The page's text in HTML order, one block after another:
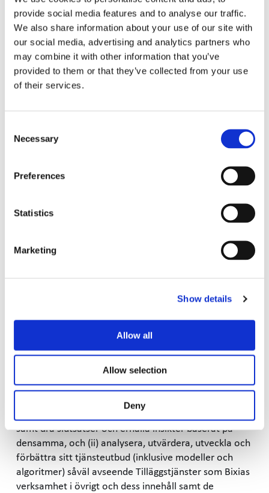
provide social media features and to analyse our traffic.
We also share information about your use of our site with
our social media, advertising and analytics partners who
may combine it with other information that you’ve
provided to them or that they’ve collected from your use
of their services.
Selection
Necessary
Preferences
Statistics
Marketing
Show details
Allow all
Allow selection
Deny
I förekommande fall, beroende på vilken eller vilka
Tilläggstjänster Kunden har beställt, kan Bixia som en
del av Tilläggstjänsten samla in och analysera data
från Kunden, exempelvis om Kundens bostad och
energianvändning (”Kundens data”), i syfte att kunna
tillhandahålla vald Tilläggstjänst till Kunden och det
dock inte programvara, aggregerade data, modeller,
baseras på Kundens data, ensamt eller gemensamt
med data från tredje part, i Kundens Data. Sådan data
Kunden och Bixia, Bixias data.
Kunden på det sätt som framgår av
Kundens data kan komma att användas för att ge
möjlighet att påverka sin energianvändning.
Bixia erhåller genom avtalet om Tilläggstjänster en
ickeexklusiv, royaltyfri, oåterkallelig global, och i tiden
obegränsad licens rätt att utnyttja Kundens data
(oberoende av format och överföringsform) dels för
att (i) tillhandahålla Tilläggstjänster och dess innehåll
samt dra slutsatser och erhålla insikter baserat på
densamma, och (ii) analysera, utvärdera, utveckla och
förbättra sitt tjänsteutbud (inklusive modeller och
algoritmer) såväl avseende Tilläggstjänster som Bixias
verksamhet i övrigt och dess innehåll samt de